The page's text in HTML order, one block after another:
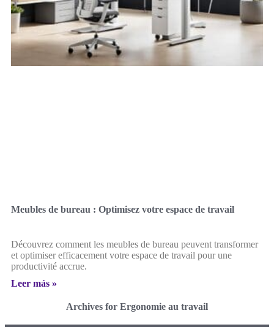
Meubles de bureau : Optimisez votre espace de travail
Découvrez comment les meubles de bureau peuvent transformer
et optimiser efficacement votre espace de travail pour une
productivité accrue.
Leer más »
Archives for Ergonomie au travail